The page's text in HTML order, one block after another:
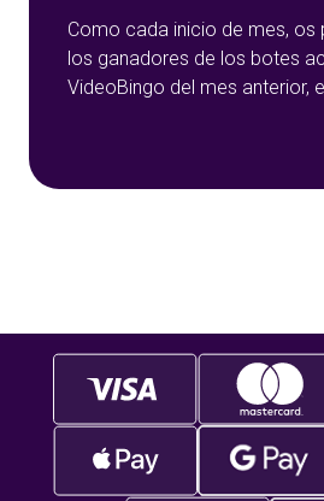
Como cada inicio de mes, os
los ganadores de los botes
VideoBingo del mes anterior,
nuestros VideoBingos Online
¡repartimos más de 6.000